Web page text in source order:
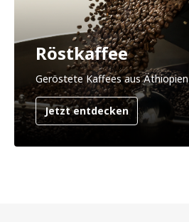
Röstkaffee
Geröstete Kaffees aus Äthiopien
Jetzt entdecken